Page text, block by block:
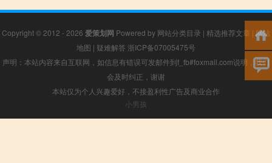
Copyright © 2012 - 2026 爱策划网 Powered by 网站分类目录 | 精选推荐文章 |网站
地图 | 疑难解答 浙ICP备07005475号
声明：本站内容来自互联网，如信息有错误可发邮件到f_fb#foxmail.com说明，我们
会及时纠正，谢谢
本站仅为个人兴趣爱好，不接盈利性广告及商业合作
小男孩